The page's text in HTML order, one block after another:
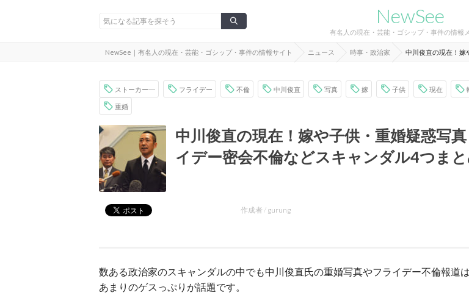
NewSee
有名人の現在・芸能・ゴシップ・事件の情報
NewSee｜有名人の現在・芸能・ゴシップ・事件の情報サイト ニュース 時事・政治家 中川俊直の現在！嫁
ストーカー― フライデー 不倫 中川俊直 写真 嫁 子供 現在
重婚
中川俊直の現在！嫁や子供・重婚疑惑写
イデー密会不倫などスキャンダル4つま
作成者 / gurung
数ある政治家のスキャンダルの中でも中川俊直氏の重婚写真やフライデー不倫報道は
あまりのゲスっぷりが話題です。